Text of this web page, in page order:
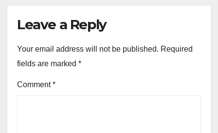
Leave a Reply
Your email address will not be published. Required
fields are marked *
Comment*